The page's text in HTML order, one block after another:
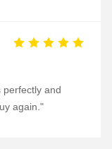
perfectly and
again."